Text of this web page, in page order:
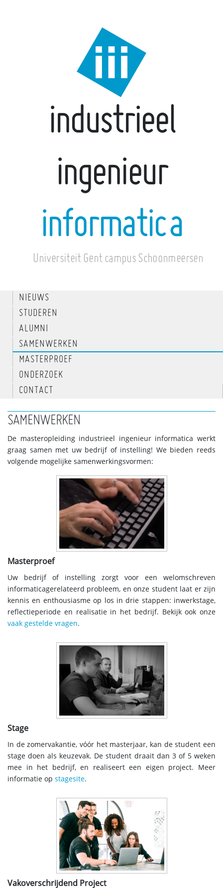
industrieel
ingenieur
informatica
Universiteit Gent campus Schoonmeersen
NIEUWS
STUDEREN
ALUMNI
SAMENWERKEN
MASTERPROEF
ONDERZOEK
CONTACT
SAMENWERKEN
De masteropleiding industrieel ingenieur informatica werkt
graag samen met uw bedrijf of instelling! We bieden reeds
volgende mogelijke samenwerkingsvormen:
Masterproef
Uw bedrijf of instelling zorgt voor een welomschreven
informaticagerelateerd probleem, en onze student laat er zijn
kennis en enthousiasme op los in drie stappen: inwerkstage,
reflectieperiode en realisatie in het bedrijf. Bekijk ook onze
vaak gestelde vragen.
Stage
In de zomervakantie, vóór het masterjaar, kan de student een
stage doen als keuzevak. De student draait dan 3 of 5 weken
mee in het bedrijf, en realiseert een eigen project. Meer
informatie op stagesite.
Vakoverschrijdend Project